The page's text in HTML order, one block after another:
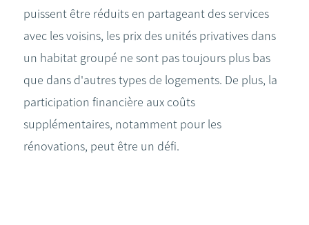
puissent être réduits en partageant des services
avec les voisins, les prix des unités privatives dans
un habitat groupé ne sont pas toujours plus bas
que dans d'autres types de logements. De plus, la
participation financière aux coûts
supplémentaires, notamment pour les
rénovations, peut être un défi.